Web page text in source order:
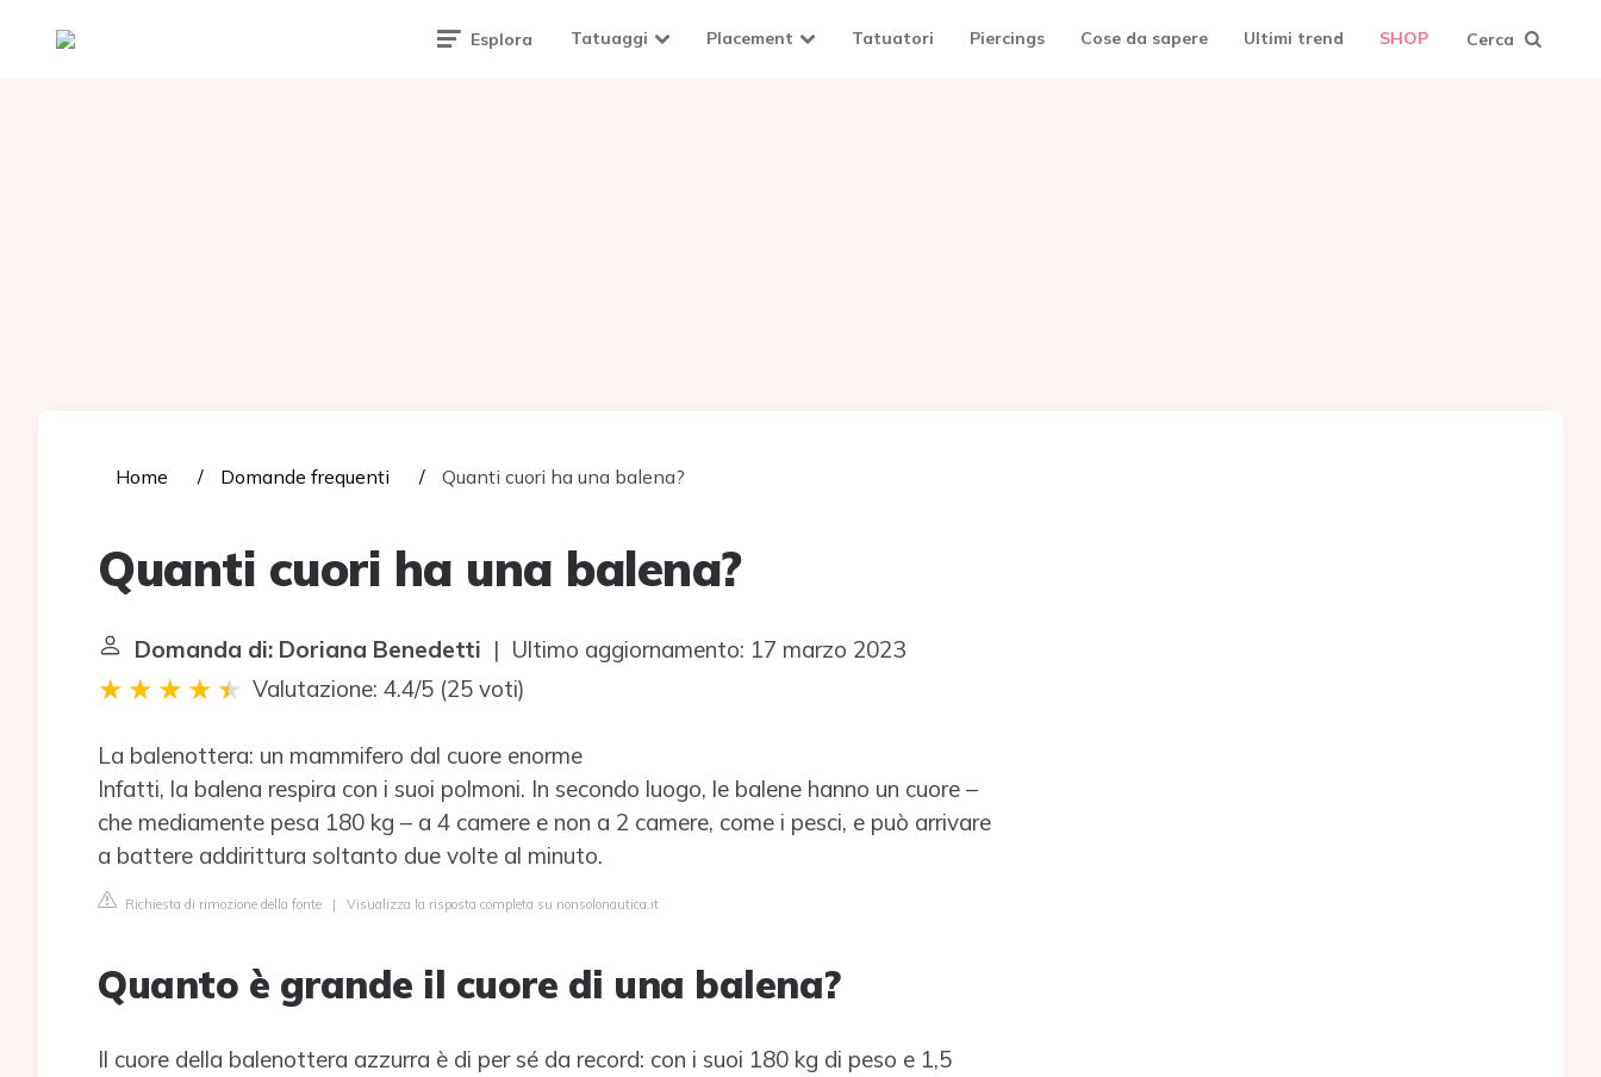
Tattoomuse.it Esplora Tatuaggi Placement Tatuatori Piercings Cose da sapere Ultimi trend SHOP Cerca
Home Domande frequenti Quanti cuori ha una balena?
Quanti cuori ha una balena?
Domanda di: Doriana Benedetti | Ultimo aggiornamento: 17 marzo 2023
Valutazione: 4.4/5 (25 voti)
La balenottera: un mammifero dal cuore enorme
Infatti, la balena respira con i suoi polmoni. In secondo luogo, le balene hanno un cuore –
che mediamente pesa 180 kg – a 4 camere e non a 2 camere, come i pesci, e può arrivare
a battere addirittura soltanto due volte al minuto.
Richiesta di rimozione della fonte | Visualizza la risposta completa su nonsolonautica.it
Quanto è grande il cuore di una balena?
Il cuore della balenottera azzurra è di per sé da record: con i suoi 180 kg di peso e 1,5